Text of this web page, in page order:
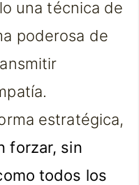
una técnica de
poderosa de
estratégica,
forzar, sin
todos los